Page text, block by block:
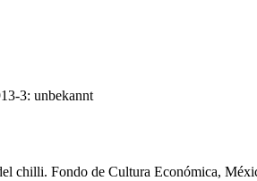
3: unbekannt
chilli. Fondo de Cultura Económica,